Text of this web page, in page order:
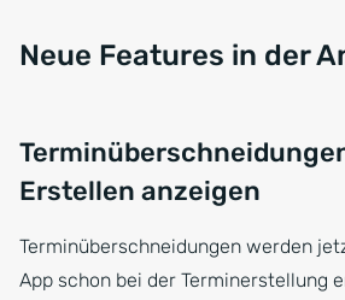
Neue Features in der
Erstellen anzeigen
Terminüberschneidungen werden
App schon bei der Terminerstellung